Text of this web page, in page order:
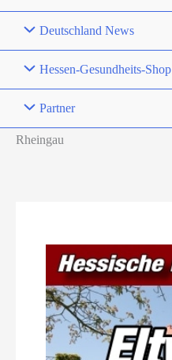
Deutschland News
Hessen-Gesundheits-Shop
Partner
Rheingau